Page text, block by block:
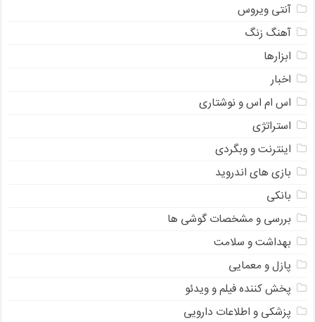
آنتی ویروس
آهنگ زنگ
ابزارها
اخبار
اس ام اس و نوشتاری
استراتژی
اینترنت و وبگردی
بازی های اندروید
بانکی
بررسی و مشخصات گوشی ها
بهداشت و سلامت
پازل و معمایی
پخش کننده فیلم و ویدئو
پزشکی و اطلاعات دارویی